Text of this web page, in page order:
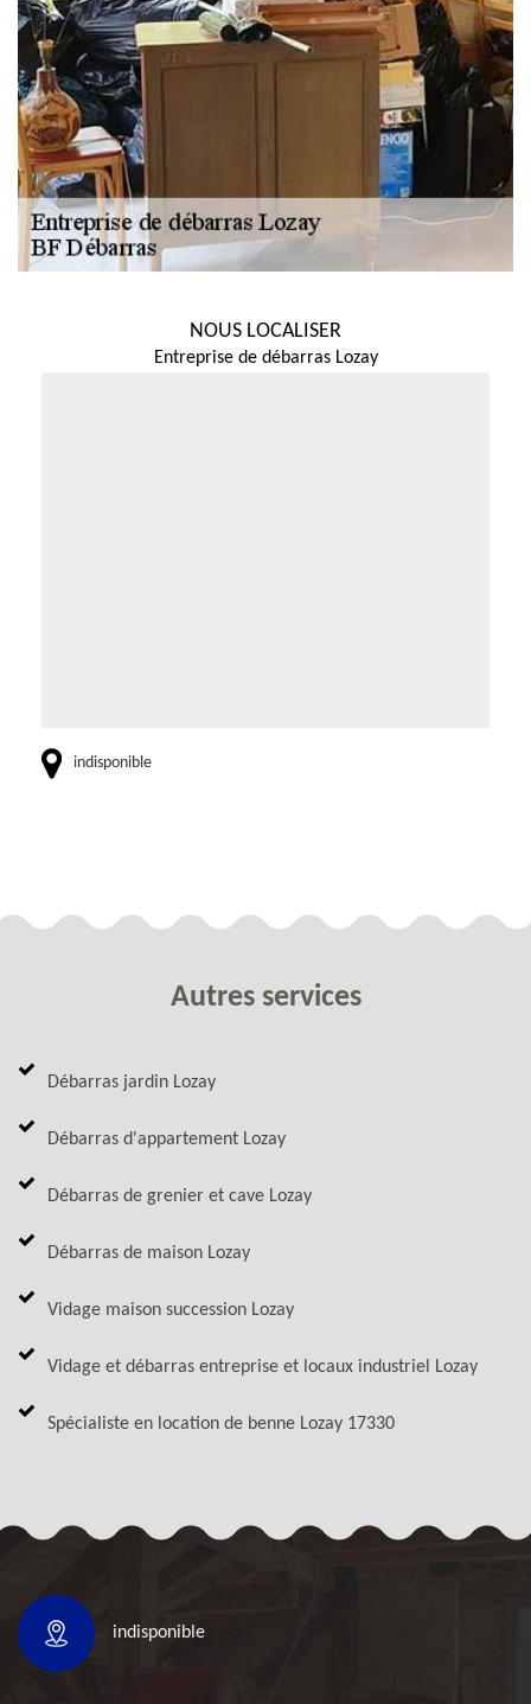
NOUS LOCALISER
Entreprise de débarras Lozay
indisponible
Autres services
Débarras jardin Lozay
Débarras d'appartement Lozay
Débarras de grenier et cave Lozay
Débarras de maison Lozay
Vidage maison succession Lozay
Vidage et débarras entreprise et locaux industriel Lozay
Spécialiste en location de benne Lozay 17330
indisponible